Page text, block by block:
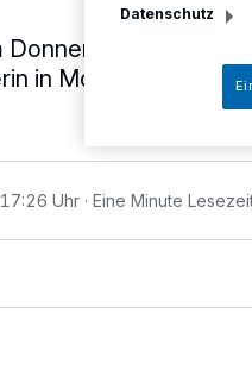
Donnerstag gegen
in Monheim von
Uhr Eine Minute
Datenschutz